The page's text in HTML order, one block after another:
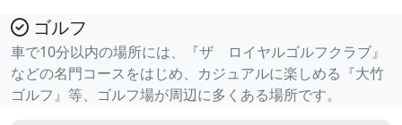
ゴルフ
車で10分以内の場所には、『ザ ロイヤルゴルフクラブ』
などの名門コースをはじめ、カジュアルに楽しめる『大竹
ゴルフ』等、ゴルフ場が周辺に多くある場所です。